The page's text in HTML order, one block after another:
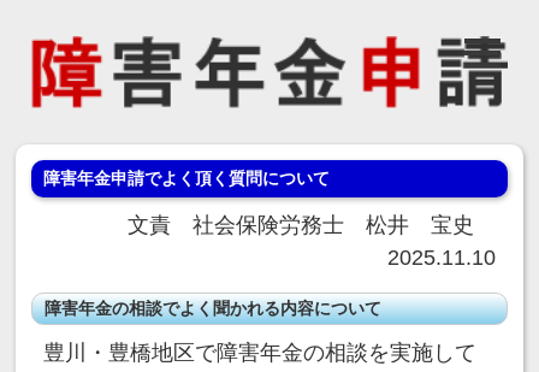
障害年金申請でよく頂く質問について
文責 社会保険労務士 松井 宝史
2025.11.10
障害年金の相談でよく聞かれる内容について
豊川・豊橋地区で障害年金の相談を実施して